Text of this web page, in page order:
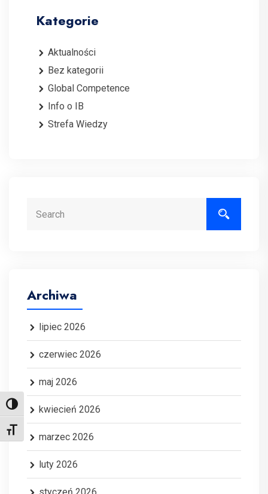
Toggle High Contrast
Toggle Font size
Kategorie
Aktualności
Bez kategorii
Global Competence
Info o IB
Strefa Wiedzy
Archiwa
lipiec 2026
czerwiec 2026
maj 2026
kwiecień 2026
marzec 2026
luty 2026